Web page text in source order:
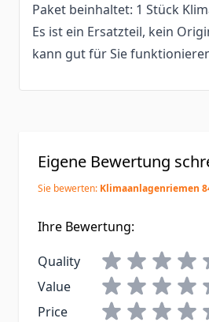
Paket beinhaltet: 1 Stück
Es ist ein Ersatzteil, kein
kann gut für Sie
Eigene Bewertung
Sie bewerten: Klimaanlagenriemen
Ihre Bewertung:
Quality
Value
Price